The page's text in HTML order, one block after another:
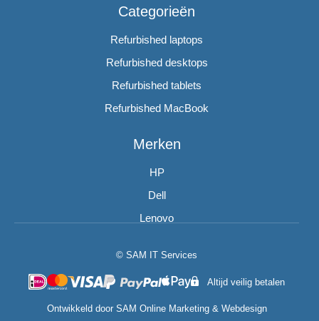
Categorieën
Refurbished laptops
Refurbished desktops
Refurbished tablets
Refurbished MacBook
Merken
HP
Dell
Lenovo
© SAM IT Services
Altijd veilig betalen
Ontwikkeld door SAM Online Marketing& Webdesign